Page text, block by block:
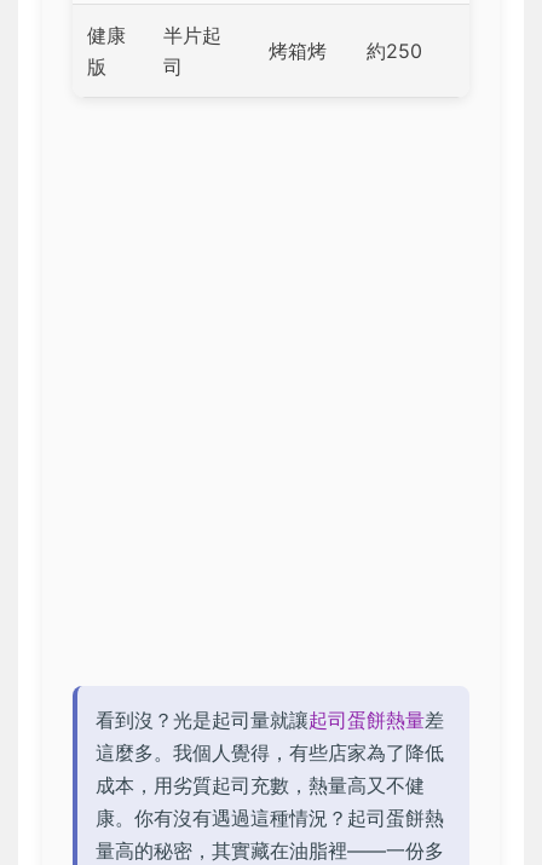
健康
版
半片起
司
烤箱烤 約250
看到沒？光是起司量就讓起司蛋餅熱量差
這麼多。我個人覺得，有些店家為了降低
成本，用劣質起司充數，熱量高又不健
康。你有沒有遇過這種情況？起司蛋餅熱
量高的秘密，其實藏在油脂裡——一份多